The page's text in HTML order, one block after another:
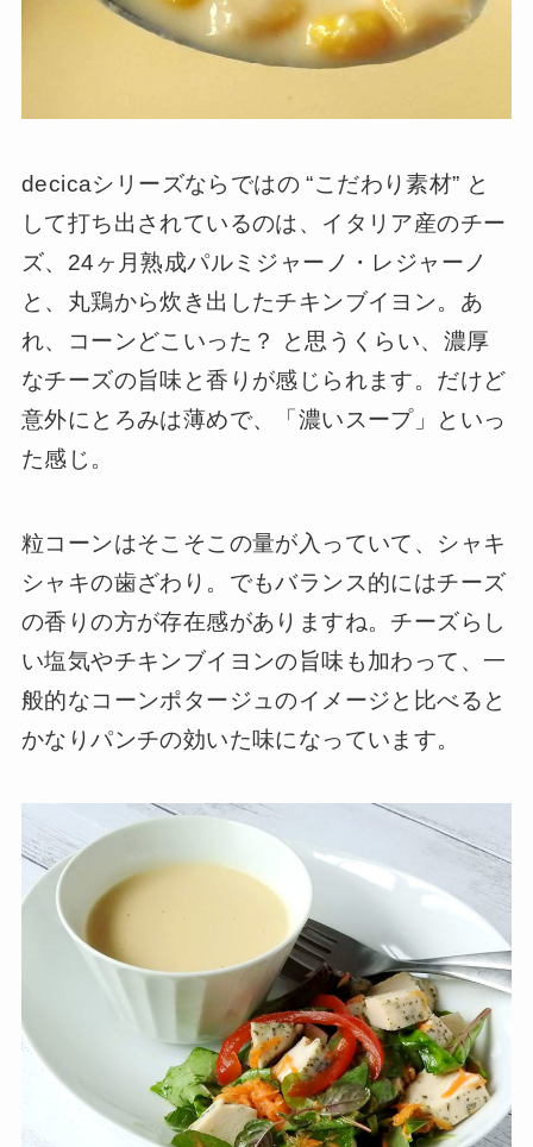
decicaシリーズならではの “こだわり素材” と
して打ち出されているのは、イタリア産のチー
ズ、24ヶ月熟成パルミジャーノ・レジャーノ
と、丸鶏から炊き出したチキンブイヨン。あ
れ、コーンどこいった？ と思うくらい、濃厚
なチーズの旨味と香りが感じられます。だけど
意外にとろみは薄めで、「濃いスープ」といっ
た感じ。
粒コーンはそこそこの量が入っていて、シャキ
シャキの歯ざわり。でもバランス的にはチーズ
の香りの方が存在感がありますね。チーズらし
い塩気やチキンブイヨンの旨味も加わって、一
般的なコーンポタージュのイメージと比べると
かなりパンチの効いた味になっています。